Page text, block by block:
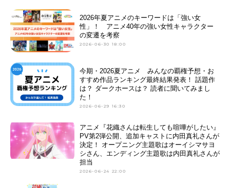
2026年夏アニメのキーワードは「強い女
性」！ アニメ40年の強い女性キャラクター
の変遷を考察
2026-06-30 18:00
今期・2026夏アニメ みんなの覇権予想・お
すすめ作品ランキング最終結果発表！ 話題作
は？ ダークホースは？ 読者に聞いてみまし
た！
2026-06-29 16:30
アニメ『花織さんは転生しても喧嘩がしたい』
PV第2弾公開、追加キャストに内田真礼さんが
決定！ オープニング主題歌はオーイシマサヨ
シさん、エンディング主題歌は内田真礼さんが
担当
2026-06-24 22:00